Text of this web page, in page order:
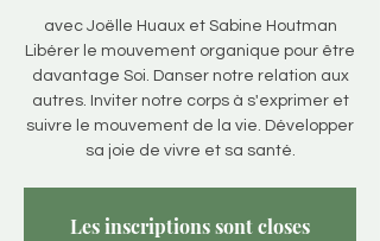
avec Joëlle Huaux et Sabine Houtman
Libérer le mouvement organique pour être
davantage Soi. Danser notre relation aux
autres. Inviter notre corps à s'exprimer et
suivre le mouvement de la vie. Développer
sa joie de vivre et sa santé.
Les inscriptions sont closes